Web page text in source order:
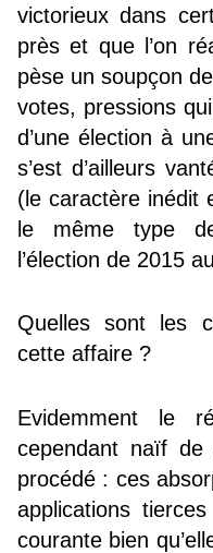
victorieux dans
près et que l’on
pèse un soupçon
votes, pressions
d’une élection à
s’est d’ailleurs
(le caractère inédit
le même type
l’élection de 2015
Quelles sont les
cette affaire ?
Evidemment le
cependant naïf de
procédé : ces
applications
courante bien